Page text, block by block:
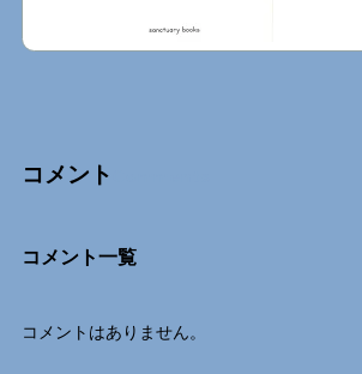
コメント
コメント一覧
コメントはありません。